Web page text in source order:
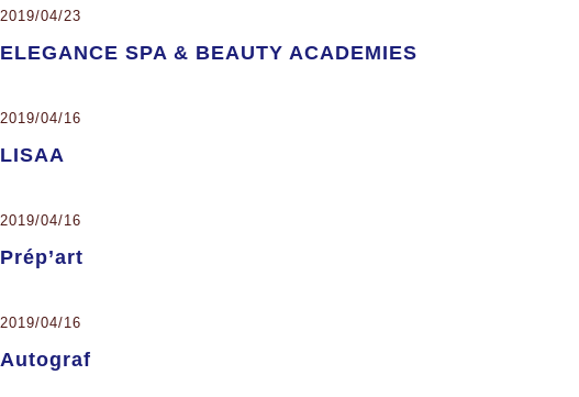
2019/04/23
ELEGANCE SPA & BEAUTY ACADEMIES
2019/04/16
LISAA
2019/04/16
Prép’art
2019/04/16
Autograf